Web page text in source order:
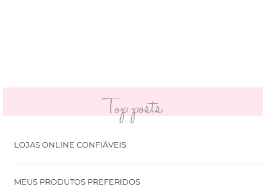
Top posts
LOJAS ONLINE CONFIÁVEIS
MEUS PRODUTOS PREFERIDOS